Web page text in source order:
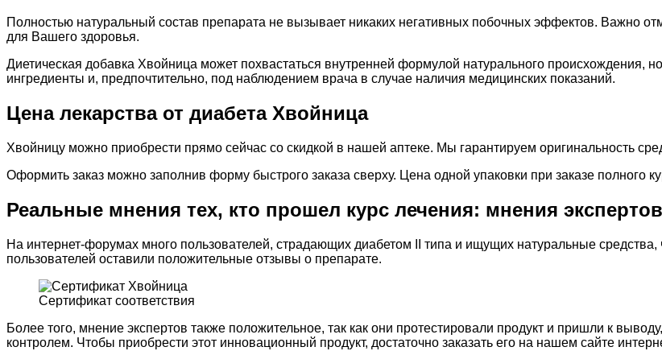
Полностью натуральный состав препарата не вызывает никаких негативных побочных эффектов. Важно
для Вашего здоровья.
Диетическая добавка Хвойница может похвастаться внутренней формулой натурального происхождения,
ингредиенты и, предпочтительно, под наблюдением врача в случае наличия медицинских показаний.
Цена лекарства от диабета Хвойница
Хвойницу можно приобрести прямо сейчас со скидкой в нашей аптеке. Мы гарантируем оригинальность
Оформить заказ можно заполнив форму быстрого заказа сверху. Цена одной упаковки при заказе полного
Реальные мнения тех, кто прошел курс лечения: мнения
На интернет-форумах много пользователей, страдающих диабетом II типа и ищущих натуральные
пользователей оставили положительные отзывы о препарате.
Сертификат соответствия
Более того, мнение экспертов также положительное, так как они протестировали продукт и пришли к
контролем. Чтобы приобрести этот инновационный продукт, достаточно заказать его на нашем сайте